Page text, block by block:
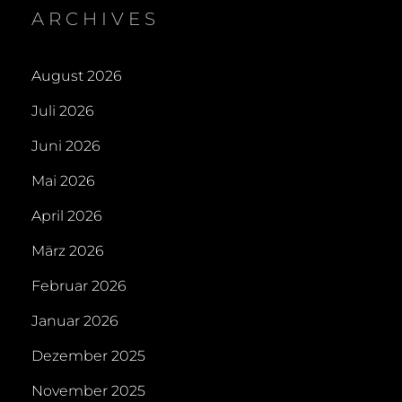
ARCHIVES
August 2026
Juli 2026
Juni 2026
Mai 2026
April 2026
März 2026
Februar 2026
Januar 2026
Dezember 2025
November 2025